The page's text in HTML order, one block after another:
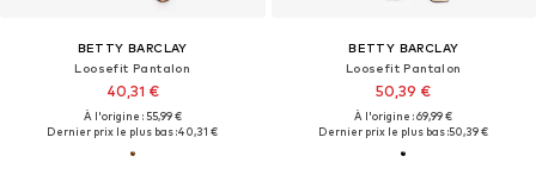
BETTY BARCLAY
Loosefit Pantalon
40,31 €
À l'origine : 55,99 €
Dernier prix le plus bas :40,31 €
BETTY BARCLAY
Loosefit Pantalon
50,39 €
À l'origine : 69,99 €
Dernier prix le plus bas :50,39 €